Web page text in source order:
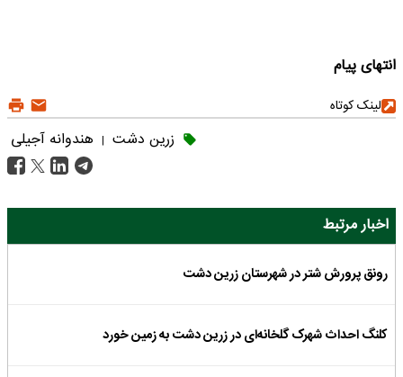
انتهای پیام
لینک کوتاه
زرین دشت | هندوانه آجیلی
اخبار مرتبط
رونق پرورش شتر در شهرستان زرین دشت
کلنگ احداث شهرک گلخانه‌ای در زرین دشت به زمین خورد